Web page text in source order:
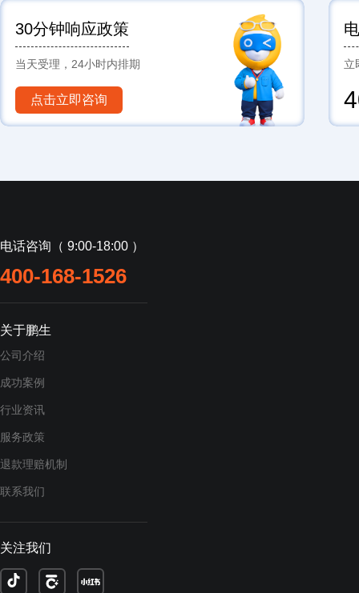
30分钟响应政策
当天受理，24小时内排期
点击立即咨询
立
电话咨询（ 9:00-18:00 ）
400-168-1526
关于鹏生
公司介绍
成功案例
行业资讯
服务政策
退款理赔机制
联系我们
关注我们